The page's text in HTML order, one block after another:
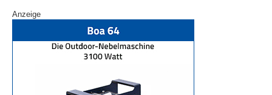
Anzeige